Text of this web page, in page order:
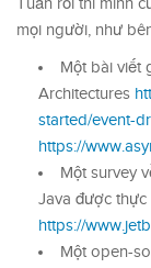
mọi người, như
Một bài viết
Architectures
started/event-
https://
Một survey
Java được thực
https://
Một open-